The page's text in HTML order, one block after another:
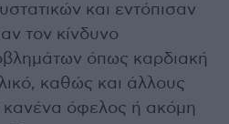
και εντόπισαν
τον κίνδυνο
όπως καρδιακή
καθώς και άλλους
όφελος ή ακόμη